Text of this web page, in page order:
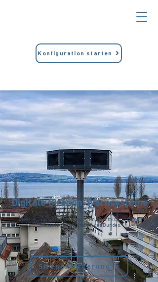
Konfiguration starten
Digitale Sirenen-Warnsysteme
Effektive Bevölkerungswarnung im Warnmix und gemäß
Sirenenförderprogramm des Bundes.
Sirenenförderung